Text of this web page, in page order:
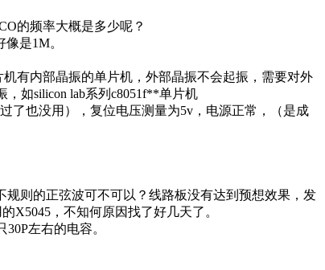
的频率大概是多少呢？
是1M。
有内部晶振的单片机，外部晶振不会起振，需要对外
如silicon lab系列c8051f**单片机
了也没用），复位电压测量为5v，电源正常，（是成
规则的正弦波可不可以？线路板没有达到预想效果，发
X5045，不知何原因找了好几天了。
左右的电容。